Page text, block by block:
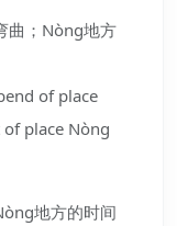
曲；Nòng地方
of place
place Nòng
地方的时间